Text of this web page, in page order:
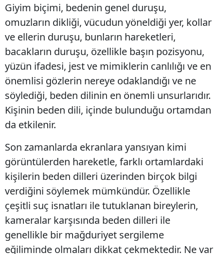
Giyim biçimi, bedenin genel duruşu,
omuzların dikliği, vücudun yöneldiği yer, kollar
ve ellerin duruşu, bunların hareketleri,
bacakların duruşu, özellikle başın pozisyonu,
yüzün ifadesi, jest ve mimiklerin canlılığı ve en
önemlisi gözlerin nereye odaklandığı ve ne
söylediği, beden dilinin en önemli unsurlarıdır.
Kişinin beden dili, içinde bulunduğu ortamdan
da etkilenir.
Son zamanlarda ekranlara yansıyan kimi
görüntülerden hareketle, farklı ortamlardaki
kişilerin beden dilleri üzerinden birçok bilgi
verdiğini söylemek mümkündür. Özellikle
çeşitli suç isnatları ile tutuklanan bireylerin,
kameralar karşısında beden dilleri ile
genellikle bir mağduriyet sergileme
eğiliminde olmaları dikkat çekmektedir. Ne var